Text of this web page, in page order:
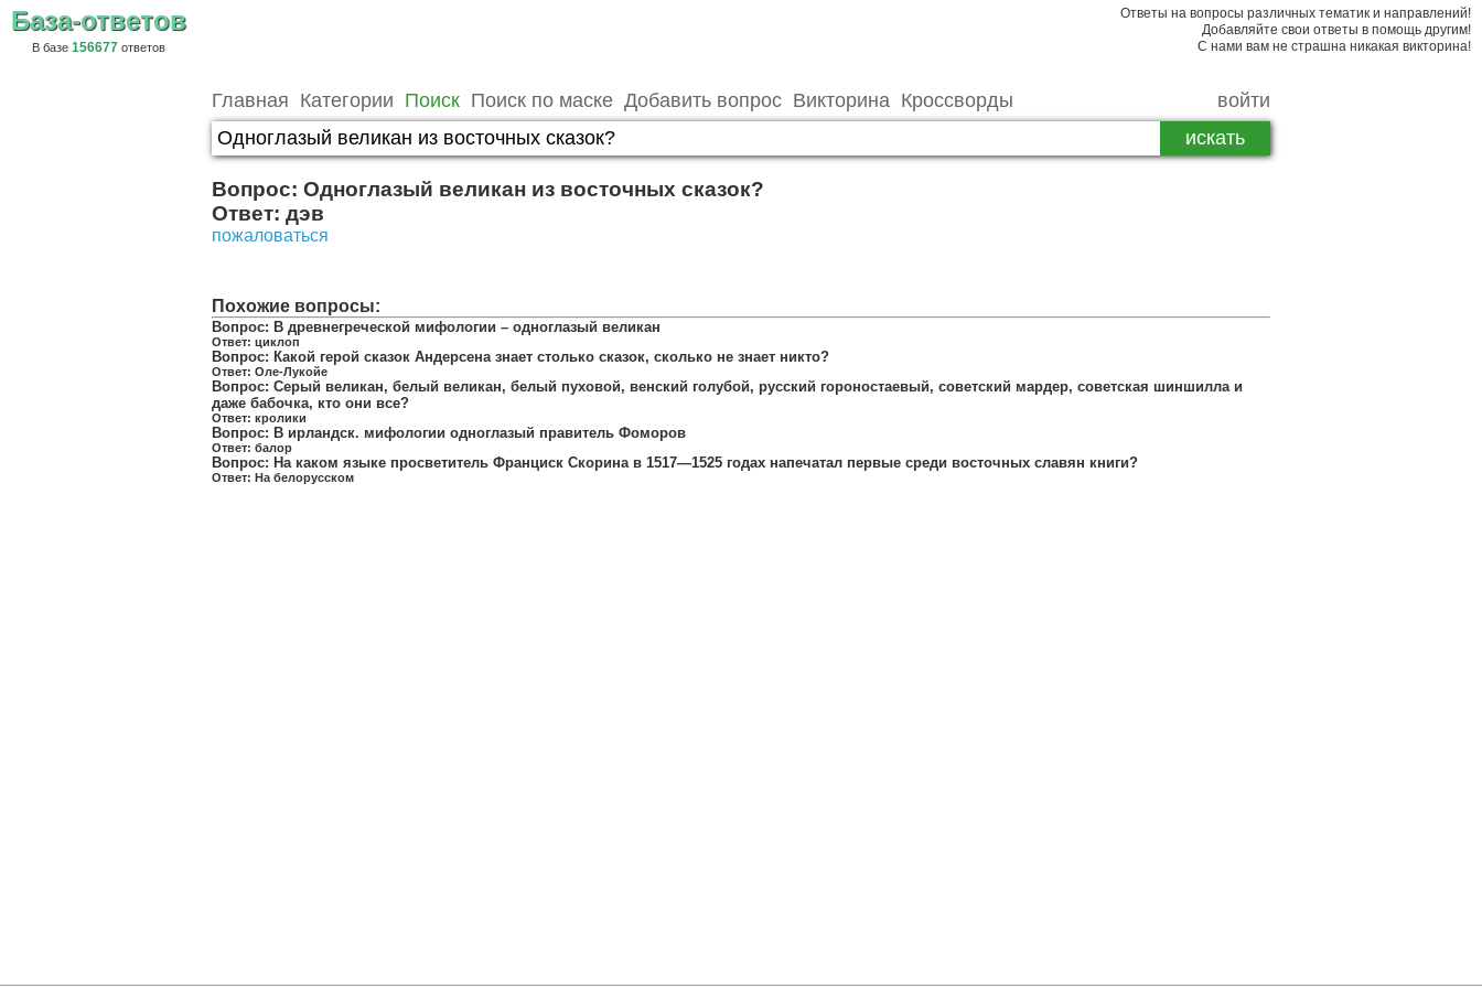
База-ответов
В базе 156677 ответов
Ответы на вопросы различных тематик и направлений!
Добавляйте свои ответы в помощь другим!
С нами вам не страшна никакая викторина!
Главная Категории Поиск Поиск по маске Добавить вопрос Викторина Кроссворды войти
Вопрос: Одноглазый великан из восточных сказок?
Ответ: дэв
пожаловаться
Похожие вопросы:
Вопрос: В древнегреческой мифологии – одноглазый великан
Ответ: циклоп
Вопрос: Какой герой сказок Андерсена знает столько сказок, сколько не знает никто?
Ответ: Оле-Лукойе
Вопрос: Серый великан, белый великан, белый пуховой, венский голубой, русский гороностаевый, советский мардер, советская шиншилла и
даже бабочка, кто они все?
Ответ: кролики
Вопрос: В ирландск. мифологии одноглазый правитель Фоморов
Ответ: балор
Вопрос: На каком языке просветитель Франциск Скорина в 1517—1525 годах напечатал первые среди восточных славян книги?
Ответ: На белорусском